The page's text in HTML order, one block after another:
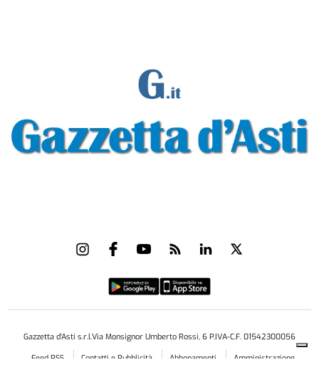
Gazzetta d'Asti s.r.l.Via Monsignor Umberto Rossi, 6 P.IVA-C.F. 01542300056
Feed RSS
Contatti e Pubblicità Abbonamenti
Amministrazione